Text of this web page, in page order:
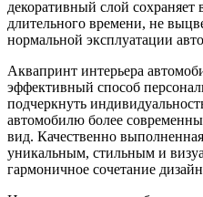
декоративный слой
длительного времени, не
нормальной эксплуатации
Аквапринт интерьера
эффективный способ
подчеркнуть
автомобилю более
вид. Качественно
уникальным, стильным и
гармоничное сочетание